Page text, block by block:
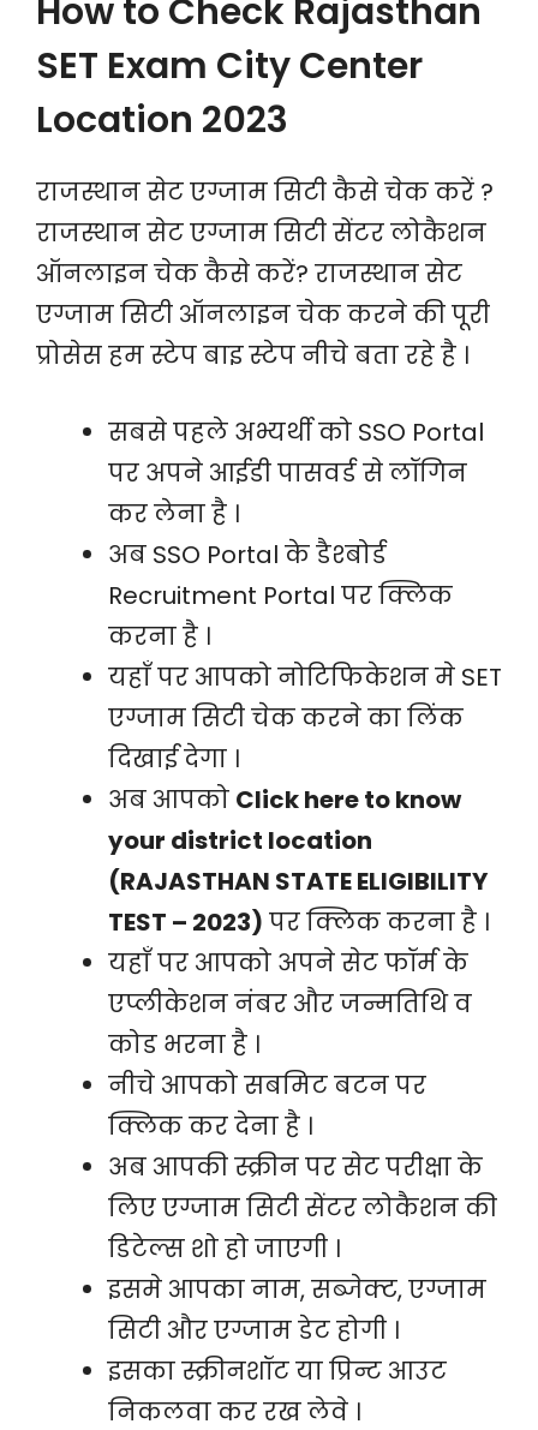
How to Check Rajasthan
SET Exam City Center
Location 2023
राजस्थान सेट एग्जाम सिटी कैसे चेक करें ?
राजस्थान सेट एग्जाम सिटी सेंटर लोकैशन
ऑनलाइन चेक कैसे करें? राजस्थान सेट
एग्जाम सिटी ऑनलाइन चेक करने की पूरी
प्रोसेस हम स्टेप बाइ स्टेप नीचे बता रहे है ।
सबसे पहले अभ्यर्थी को SSO Portal
पर अपने आईडी पासवर्ड से लॉगिन
कर लेना है ।
अब SSO Portal के डैश्बोर्ड
Recruitment Portal पर क्लिक
करना है ।
यहाँ पर आपको नोटिफिकेशन मे SET
एग्जाम सिटी चेक करने का लिंक
दिखाई देगा ।
अब आपको Click here to know
your district location
(RAJASTHAN STATE ELIGIBILITY
TEST – 2023) पर क्लिक करना है ।
यहाँ पर आपको अपने सेट फॉर्म के
एप्लीकेशन नंबर और जन्मतिथि व
कोड भरना है ।
नीचे आपको सबमिट बटन पर
क्लिक कर देना है ।
अब आपकी स्क्रीन पर सेट परीक्षा के
लिए एग्जाम सिटी सेंटर लोकैशन की
डिटेल्स शो हो जाएगी ।
इसमे आपका नाम, सब्जेक्ट, एग्जाम
सिटी और एग्जाम डेट होगी ।
इसका स्क्रीनशॉट या प्रिन्ट आउट
निकलवा कर रख लेवे ।